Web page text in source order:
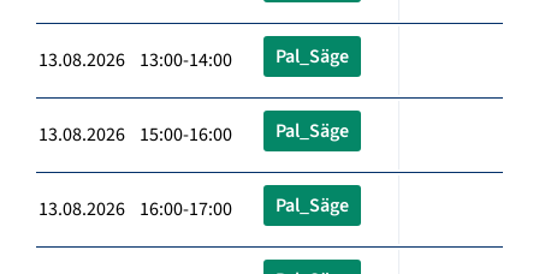
13.08.2026 13:00-14:00 Pal_Säge
13.08.2026 15:00-16:00 Pal_Säge
13.08.2026 16:00-17:00 Pal_Säge